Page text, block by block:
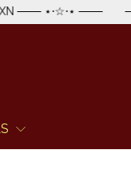
─── ENVÍO